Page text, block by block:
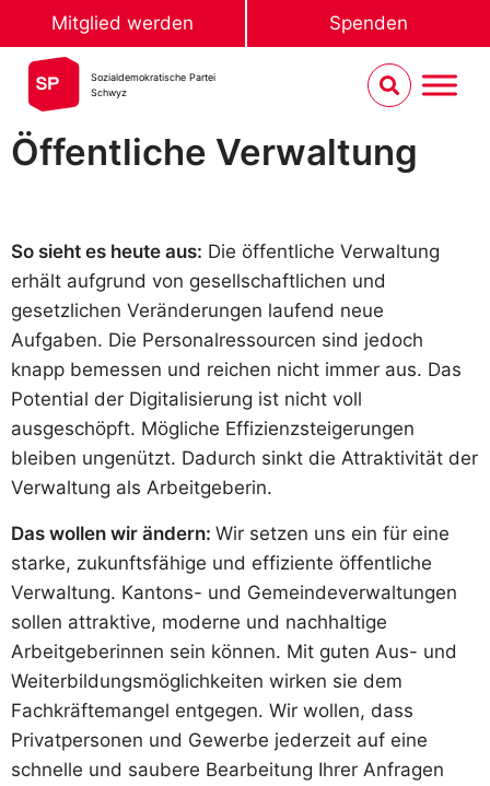
Mitglied werden Spenden
Sozialdemokratische Partei
Schwyz
Öffentliche Verwaltung
So sieht es heute aus: Die öffentliche Verwaltung
erhält aufgrund von gesellschaftlichen und
gesetzlichen Veränderungen laufend neue
Aufgaben. Die Personalressourcen sind jedoch
knapp bemessen und reichen nicht immer aus. Das
Potential der Digitalisierung ist nicht voll
ausgeschöpft. Mögliche Effizienzsteigerungen
bleiben ungenützt. Dadurch sinkt die Attraktivität der
Verwaltung als Arbeitgeberin.
Das wollen wir ändern: Wir setzen uns ein für eine
starke, zukunftsfähige und effiziente öffentliche
Verwaltung. Kantons- und Gemeindeverwaltungen
sollen attraktive, moderne und nachhaltige
Arbeitgeberinnen sein können. Mit guten Aus- und
Weiterbildungsmöglichkeiten wirken sie dem
Fachkräftemangel entgegen. Wir wollen, dass
Privatpersonen und Gewerbe jederzeit auf eine
schnelle und saubere Bearbeitung Ihrer Anfragen